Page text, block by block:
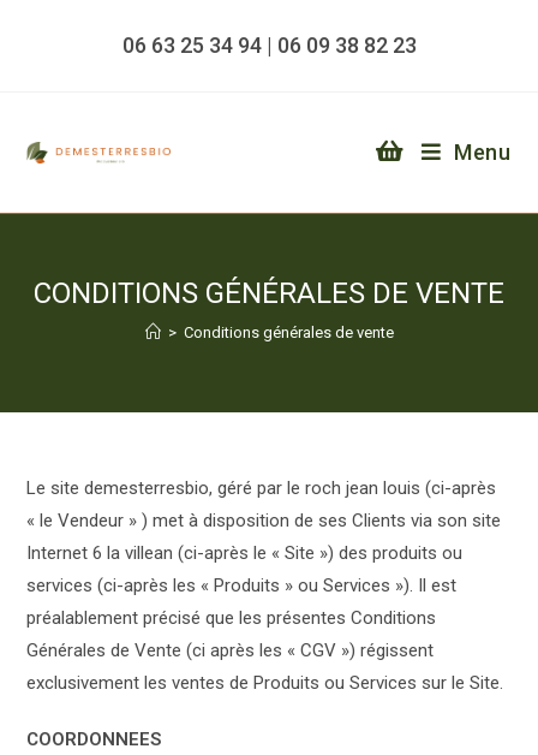
06 63 25 34 94 | 06 09 38 82 23
Menu
CONDITIONS GÉNÉRALES DE VENTE
> Conditions générales de vente
Le site demesterresbio, géré par le roch jean louis (ci-après
« le Vendeur » ) met à disposition de ses Clients via son site
Internet 6 la villean (ci-après le « Site ») des produits ou
services (ci-après les « Produits » ou Services »). Il est
préalablement précisé que les présentes Conditions
Générales de Vente (ci après les « CGV ») régissent
exclusivement les ventes de Produits ou Services sur le Site.
COORDONNEES